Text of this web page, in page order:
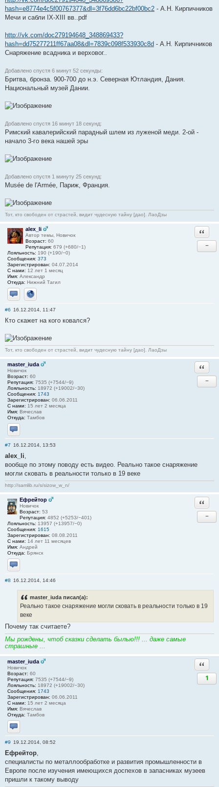
hash=e8774e4c5f00767377&dl=3f76dd6bc22bf00bc2 - А.Н. Кирпичников
Мечи и сабли IX-XIII вв..pdf
http://vk.com/doc279194648_348869433?
hash=dd75277211ff67aa08&dl=7839c098f533930c8d - А.Н. Кирпичников
Снаряжение всадника и верховог..
Добавлено спустя 6 минут 52 секунды:
Бритва, бронза. 900-700 до н.э. Северная Ютландия, Дания.
Национальный музей Дании.
Добавлено спустя 16 минут 18 секунд:
Римский кавалерийский парадный шлем из луженой меди. 2-ой -
начало 3-го века нашей эры
Добавлено спустя 1 минуту 25 секунд:
Musée de l'Armée, Париж, Франция.
Тот, кто свободен от страстей, видит чудесную тайну [дао]. ЛаоДзы
alex_li
Автор темы, Новичок
Возраст: 60
Репутация: 679 (+680/−1)
Лояльность: 190 (+190/−0)
Сообщения: 373
Зарегистрирован: 04.07.2014
С нами: 12 лет 1 месяц
Имя: Александр
Откуда: Нижний Тагил
Отправить личное сообщение
Сайт
−
#6 16.12.2014, 11:47
Кто скажет на кого ковался?
Тот, кто свободен от страстей, видит чудесную тайну [дао]. ЛаоДзы
master_iuda
Новичок
Возраст: 60
Репутация: 7535 (+7544/−9)
Лояльность: 18972 (+19002/−30)
Сообщения: 1743
Зарегистрирован: 06.06.2011
С нами: 15 лет 2 месяца
Имя: Вячеслав
Откуда: Тамбов
Отправить личное сообщение
−
#7 16.12.2014, 13:53
alex_li,
вообще по этому поводу есть видео. Реально такое снаряжение
могли сковать в реальности только в 19 веке
http://samlib.ru/s/sizow_w_n/
Ефрейтор
Новичок
Возраст: 53
Репутация: 4852 (+5253/−401)
Лояльность: 13957 (+13957/−0)
Сообщения: 1615
Зарегистрирован: 08.08.2011
С нами: 14 лет 11 месяцев
Имя: Андрей
Откуда: Брянск
Отправить личное сообщение
−
#8 16.12.2014, 14:46
master_iuda писал(а):
Реально такое снаряжение могли сковать в реальности только в 19
веке
Почему так считаете?
Мы рождены, чтоб сказки сделать былью!!! ... даже самые
страшные ...
master_iuda
Новичок
Возраст: 60
Репутация: 7535 (+7544/−9)
Лояльность: 18972 (+19002/−30)
Сообщения: 1743
Зарегистрирован: 06.06.2011
С нами: 15 лет 2 месяца
Имя: Вячеслав
Откуда: Тамбов
Отправить личное сообщение
1
#9 19.12.2014, 08:52
Ефрейтор,
специалисты по металлообработке и развития промышленности в
Европе после изучения имеющихся доспехов в запасниках музеев
пришли к такому выводу